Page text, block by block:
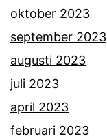
oktober 2023
september 2023
augusti 2023
juli 2023
april 2023
februari 2023